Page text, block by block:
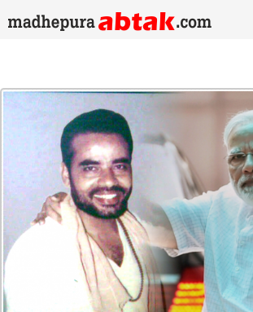
Tag Archives: modi